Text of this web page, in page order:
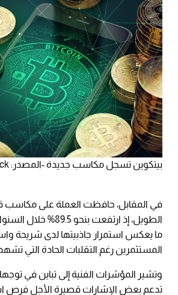
بيتكوين تسجل مكاسب جديدة -المصدر: shutterstock
في المقابل، حافظت العملة على مكاسب
الطويل، إذ ارتفعت بنحو
ما يعكس استمرار جاذبيتها لدى شريحة
المستثمرين رغم التقلبات الحادة التي
وتشير المؤشرات الفنية إلى تباين في
تدعم بعض الإشارات قصيرة الأجل فرص